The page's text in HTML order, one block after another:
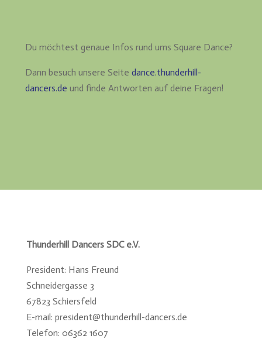
Du möchtest genaue Infos rund ums Square Dance?
Dann besuch unsere Seite dance.thunderhill-
dancers.de und finde Antworten auf deine Fragen!
Thunderhill Dancers SDC e.V.
President: Hans Freund
Schneidergasse 3
67823 Schiersfeld
E-mail: president@thunderhill-dancers.de
Telefon: 06362 1607